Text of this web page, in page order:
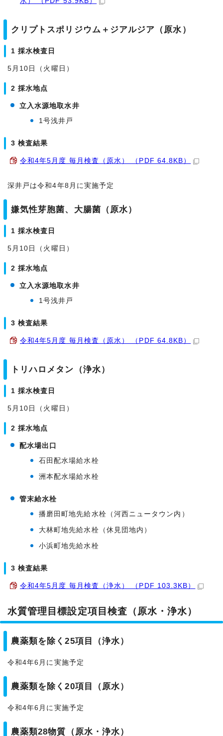
クリプトスポリジウム＋ジアルジア（原水）
1 採水検査日
5月10日（火曜日）
2 採水地点
立入水源地取水井
1号浅井戸
3 検査結果
令和4年5月度 毎月検査（原水） （PDF 64.8KB）
深井戸は令和4年8月に実施予定
嫌気性芽胞菌、大腸菌（原水）
1 採水検査日
5月10日（火曜日）
2 採水地点
立入水源地取水井
1号浅井戸
3 検査結果
令和4年5月度 毎月検査（原水） （PDF 64.8KB）
トリハロメタン（浄水）
1 採水検査日
5月10日（火曜日）
2 採水地点
配水場出口
石田配水場給水栓
洲本配水場給水栓
管末給水栓
播磨田町地先給水栓（河西ニュータウン内）
大林町地先給水栓（休見団地内）
小浜町地先給水栓
3 検査結果
令和4年5月度 毎月検査（浄水） （PDF 103.3KB）
水質管理目標設定項目検査（原水・浄水）
農薬類を除く25項目（浄水）
令和4年6月に実施予定
農薬類を除く20項目（原水）
令和4年6月に実施予定
農薬類28物質（原水・浄水）